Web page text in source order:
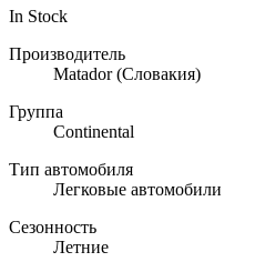
In Stock
Производитель
Matador(Словакия)
Группа
Continental
Тип автомобиля
Легковые автомобили
Сезонность
Летние